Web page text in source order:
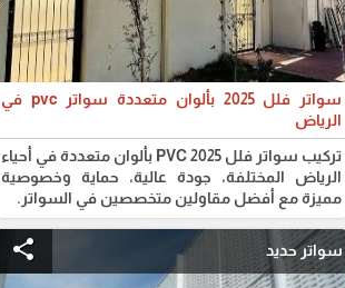
سواتر فلل 2025 بألوان متعددة سواتر pvc في
الرياض
تركيب سواتر فلل PVC 2025 بألوان متعددة في أحياء
الرياض المختلفة، جودة عالية، حماية وخصوصية
مميزة مع أفضل مقاولين متخصصين في السواتر.
share سواتر حديد